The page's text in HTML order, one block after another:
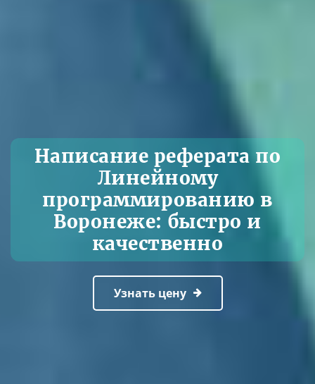
Написание реферата по
Линейному
программированию в
Воронеже: быстро и
качественно
Узнать цену